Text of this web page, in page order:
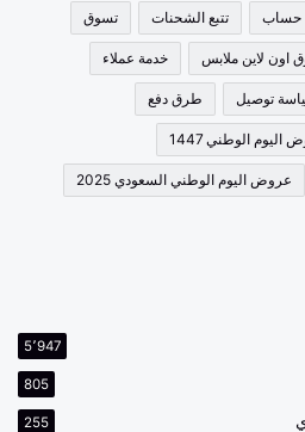
حساب تتبع الشحنات تسوق
اون لاين ملابس خدمة عملاء
توصيل طرق دفع
اليوم الوطني 1447
عروض اليوم الوطني السعودي 2025
5٬947
805
255